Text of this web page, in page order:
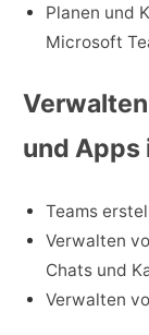
Planen und
Microsoft
und Apps
Teams
Verwalten
Chats und
Verwalten